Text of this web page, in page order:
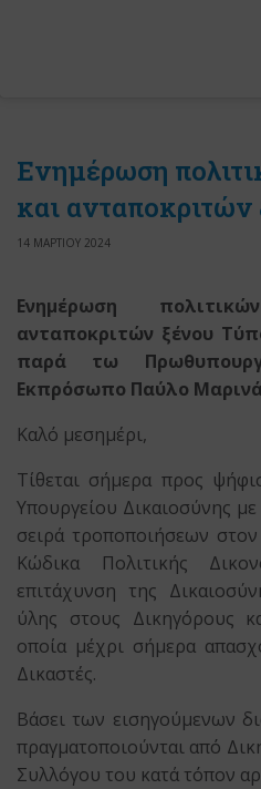
Ενημέρωση
και
14 ΜΑΡΤΙΟΥ 2024
Ενημέρωση
ανταποκριτών ξένου
παρά τω
Εκπρόσωπο Παύλο
Καλό μεσημέρι,
Τίθεται σήμερα προς
Υπουργείου Δικαιοσύνης
σειρά τροποποιήσεων
Κώδικα Πολιτικής
επιτάχυνση της
ύλης στους Δικηγόρους
οποία μέχρι σήμερα
Δικαστές.
Βάσει των εισηγούμενων
πραγματοποιούνται από
Συλλόγου του κατά τόπον